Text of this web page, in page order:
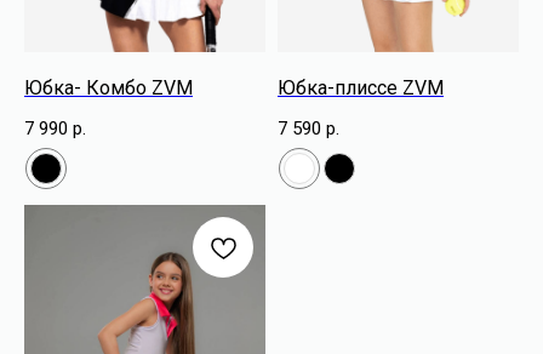
Юбка- Комбо ZVM
7 990 р.
Юбка-плиссе ZVM
7 590 р.